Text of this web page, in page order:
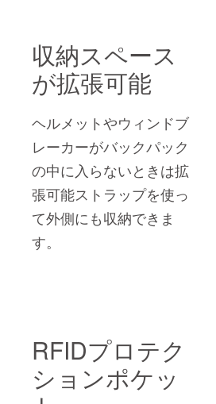
収納スペース
が拡張可能
ヘルメットやウィンドブ
レーカーがバックパック
の中に入らないときは拡
張可能ストラップを使っ
て外側にも収納できま
す。
RFIDプロテク
ションポケッ